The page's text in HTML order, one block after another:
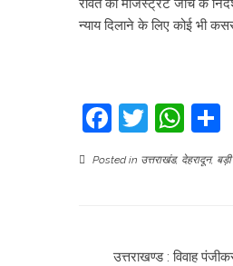
रावत को मजिस्ट्रेट जांच के
न्याय दिलाने के लिए कोई भी
Facebook
Twitter
Posted in उत्तराखंड, देहरादून,
उत्तराखण्ड : विवाह